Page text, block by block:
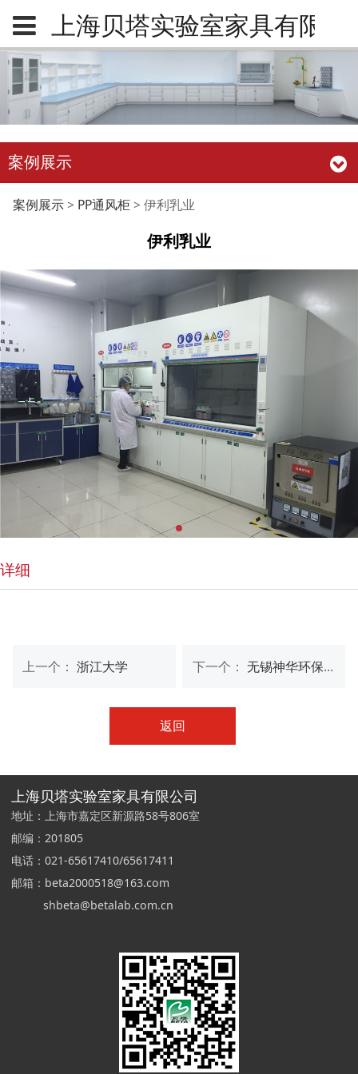
上海贝塔实验室家具有限公
案例展示
伊利乳业
案例展示> PP通风柜> 伊利乳业
伊利乳业
详细
上一个：浙江大学 下一个： 无锡神华环保有限公司
返回
上海贝塔实验室家具有限公司
地址：上海市嘉定区新源路58号806室
邮编：201805
电话：021-65617410/65617411
邮箱：beta2000518@163.com
shbeta@betalab.com.cn